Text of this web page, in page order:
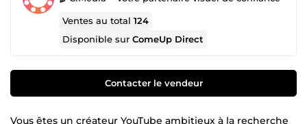
Ventes au total124
Disponible surComeUp Direct
Contacter le vendeur
Vous êtes un créateur YouTube ambitieux à la recherche